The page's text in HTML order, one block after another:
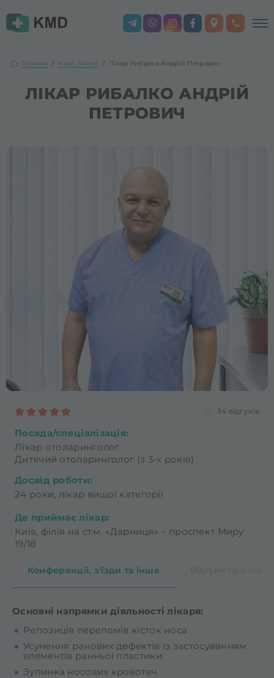
Головна Наші Лікарі Лікар Рибалко Андрій Петрович
ЛІКАР РИБАЛКО АНДРІЙ
ПЕТРОВИЧ
34 відгуків
Посада/спеціалізація:
Лікар отоларинголог
Дитячий отоларинголог (з 3-х років)
Досвід роботи:
24 роки, лікар вищої категорії
Де приймає лікар:
Київ, філія на ст.м. «Дарниця» – проспект Миру
19/18
Конференції, з'їзди та інше
Основні напрямки діяльності лікаря:
Репозиція переломів кісток носа
Усунення ранових дефектів із застосуванням
елементів ранньої пластики
Зупинка носових кровотеч